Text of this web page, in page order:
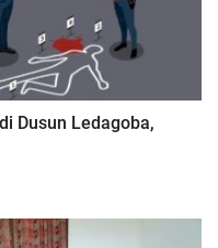
Dusun Ledagoba,